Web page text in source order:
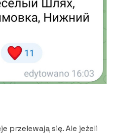
przelewają się. Ale jeżeli